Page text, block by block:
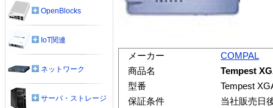
メーカー
COMPAL
商品名
Tempest
型番
Tempest
保証条件
当社販売日
OpenBlocks
IoT関連
ネットワーク
サーバ・ストレージ